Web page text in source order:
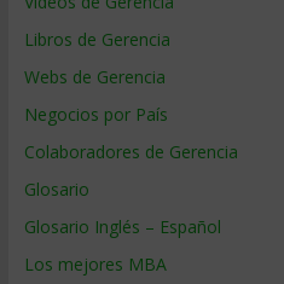
Libros de Gerencia
Webs de Gerencia
Negocios por País
Colaboradores de Gerencia
Glosario
Glosario Inglés – Español
Los mejores MBA